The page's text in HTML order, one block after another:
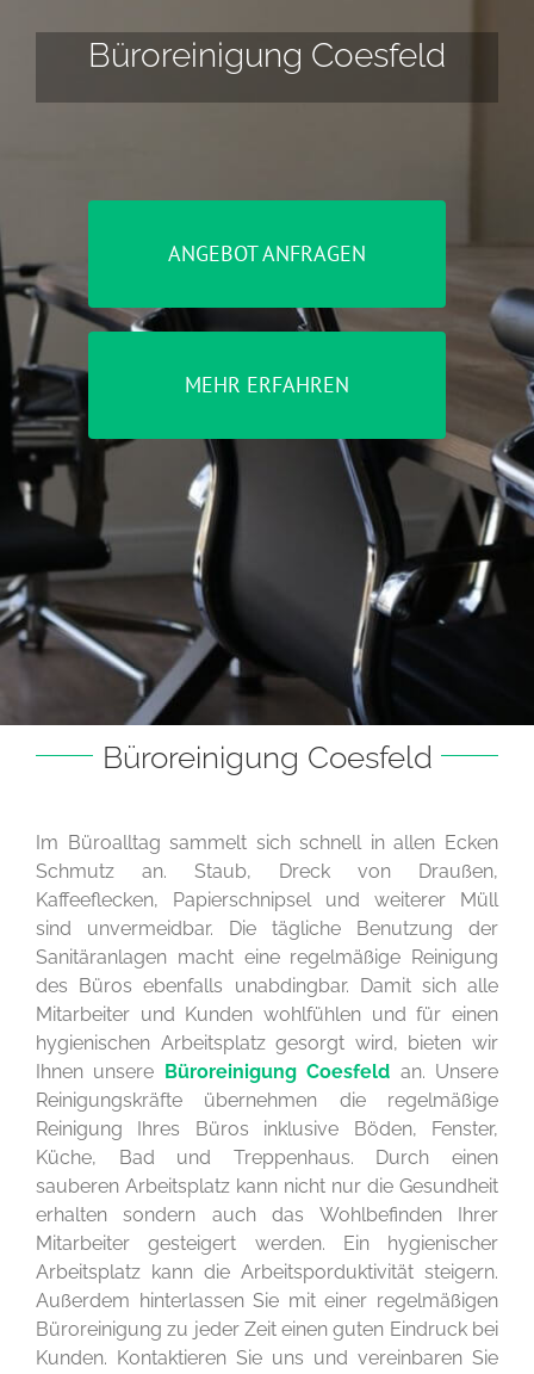
Büroreinigung Coesfeld
ANGEBOT ANFRAGEN
MEHR ERFAHREN
Büroreinigung Coesfeld
Im Büroalltag sammelt sich schnell in allen Ecken
Schmutz an. Staub, Dreck von Draußen,
Kaffeeflecken, Papierschnipsel und weiterer Müll
sind unvermeidbar. Die tägliche Benutzung der
Sanitäranlagen macht eine regelmäßige Reinigung
des Büros ebenfalls unabdingbar. Damit sich alle
Mitarbeiter und Kunden wohlfühlen und für einen
hygienischen Arbeitsplatz gesorgt wird, bieten wir
Ihnen unsere Büroreinigung Coesfeld an. Unsere
Reinigungskräfte übernehmen die regelmäßige
Reinigung Ihres Büros inklusive Böden, Fenster,
Küche, Bad und Treppenhaus. Durch einen
sauberen Arbeitsplatz kann nicht nur die Gesundheit
erhalten sondern auch das Wohlbefinden Ihrer
Mitarbeiter gesteigert werden. Ein hygienischer
Arbeitsplatz kann die Arbeitsporduktivität steigern.
Außerdem hinterlassen Sie mit einer regelmäßigen
Büroreinigung zu jeder Zeit einen guten Eindruck bei
Kunden. Kontaktieren Sie uns und vereinbaren Sie